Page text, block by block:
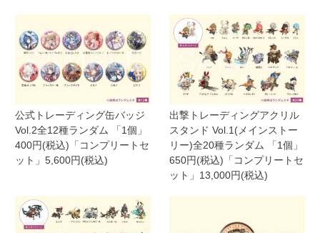
公式トレーディング缶バッジ
Vol.2全12種ランダム 「1個」
400円(税込)「コンプリートセ
ット」5,600円(税込)
出撃トレーディングアクリル
スタンド Vol.1(メインストー
リー)全20種ランダム 「1個」
650円(税込)「コンプリートセ
ット」13,000円(税込)